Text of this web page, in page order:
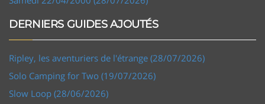
DERNIERS GUIDES AJOUTÉS
Ripley, les aventuriers de l'étrange (28/07/2026)
Solo Camping for Two (19/07/2026)
Slow Loop (28/06/2026)